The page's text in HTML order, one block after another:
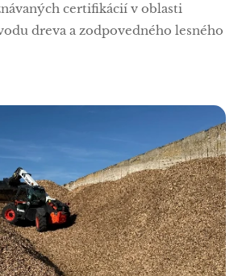
certifikácií v oblasti
dreva a zodpovedného lesného